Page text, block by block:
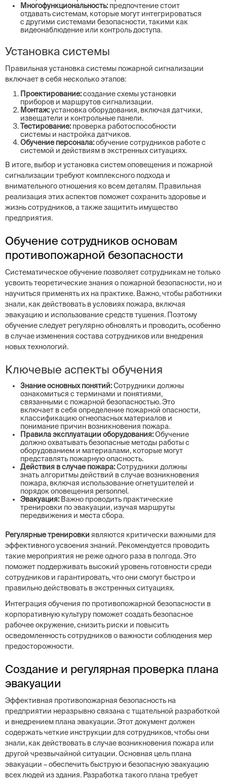
Многофункциональность: предпочтение стоит
отдавать системам, которые могут интегрироваться
с другими системами безопасности, такими как
видеонаблюдение или контроль доступа.
Установка системы
Правильная установка системы пожарной сигнализации
включает в себя несколько этапов:
Проектирование:создание схемы установки
приборов и маршрутов сигнализации.
Монтаж:установка оборудования, включая датчики,
извещатели и контрольные панели.
Тестирование: проверка работоспособности
системы и настройка датчиков.
Обучение персонала:обучение сотрудников работе с
системой и действиям в экстренных ситуациях.
В итоге, выбор и установка систем оповещения и пожарной
сигнализации требуют комплексного подхода и
внимательного отношения ко всем деталям. Правильная
реализация этих аспектов поможет сохранить здоровье и
жизнь сотрудников, а также защитить имущество
предприятия.
Обучение сотрудников основам
противопожарной безопасности
Систематическое обучение позволяет сотрудникам не только
усвоить теоретические знания о пожарной безопасности, но и
научиться применять их на практике. Важно, чтобы работники
знали, как действовать в условиях пожара, включая
эвакуацию и использование средств тушения. Поэтому
обучение следует регулярно обновлять и проводить, особенно
в случае изменения состава сотрудников или внедрения
новых технологий.
Ключевые аспекты обучения
Знание основных понятий:Сотрудники должны
ознакомиться с терминами и понятиями,
связанными с пожарной безопасностью. Это
включает в себя определение пожарной опасности,
классификацию огнеопасных материалов и
понимание причин возникновения пожара.
Правила эксплуатации оборудования:Обучение
должно охватывать безопасные методы работы с
оборудованием и материалами, которые могут
представлять пожарную опасность.
Действия в случае пожара:Сотрудники должны
знать алгоритмы действий в случае возникновения
пожара, включая использование огнетушителей и
порядок оповещения personnel.
Эвакуация: Важно проводить практические
тренировки по эвакуации, изучая маршруты
передвижения и места сбора.
Регулярные тренировки являются критически важными для
эффективного усвоения знаний. Рекомендуется проводить
такие мероприятия не реже одного раза в полгода. Это
поможет поддерживать высокий уровень готовности среди
сотрудников и гарантировать, что они смогут быстро и
правильно действовать в экстренных ситуациях.
Интеграция обучения по противопожарной безопасности в
корпоративную культуру поможет создать безопасное
рабочее окружение, снизить риски и повысить
осведомленность сотрудников о важности соблюдения мер
предосторожности.
Создание и регулярная проверка плана
эвакуации
Эффективная противопожарная безопасность на
предприятии неразрывно связана с тщательной разработкой
и внедрением плана эвакуации. Этот документ должен
содержать четкие инструкции для сотрудников, чтобы они
знали, как действовать в случае возникновения пожара или
другой чрезвычайной ситуации. Основная цель плана
эвакуации – обеспечить быструю и безопасную эвакуацию
всех людей из здания. Разработка такого плана требует